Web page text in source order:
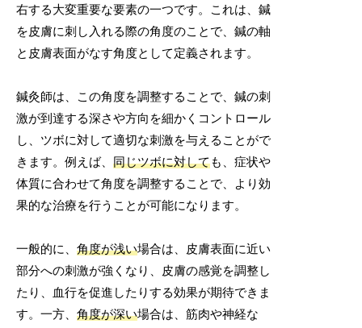
右する大変重要な要素の一つです。これは、鍼
を皮膚に刺し入れる際の角度のことで、鍼の軸
と皮膚表面がなす角度として定義されます。
鍼灸師は、この角度を調整することで、鍼の刺
激が到達する深さや方向を細かくコントロール
し、ツボに対して適切な刺激を与えることがで
きます。例えば、同じツボに対しても、症状や
体質に合わせて角度を調整することで、より効
果的な治療を行うことが可能になります。
一般的に、角度が浅い場合は、皮膚表面に近い
部分への刺激が強くなり、皮膚の感覚を調整し
たり、血行を促進したりする効果が期待できま
す。一方、角度が深い場合は、筋肉や神経な